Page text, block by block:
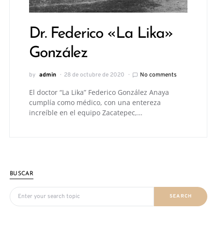
Dr. Federico «La Lika»
González
by admin 28 de octubre de 2020 No comments
El doctor “La Lika” Federico González Anaya
cumplía como médico, con una entereza
increíble en el equipo Zacatepec,…
BUSCAR
Search for:
SEARCH